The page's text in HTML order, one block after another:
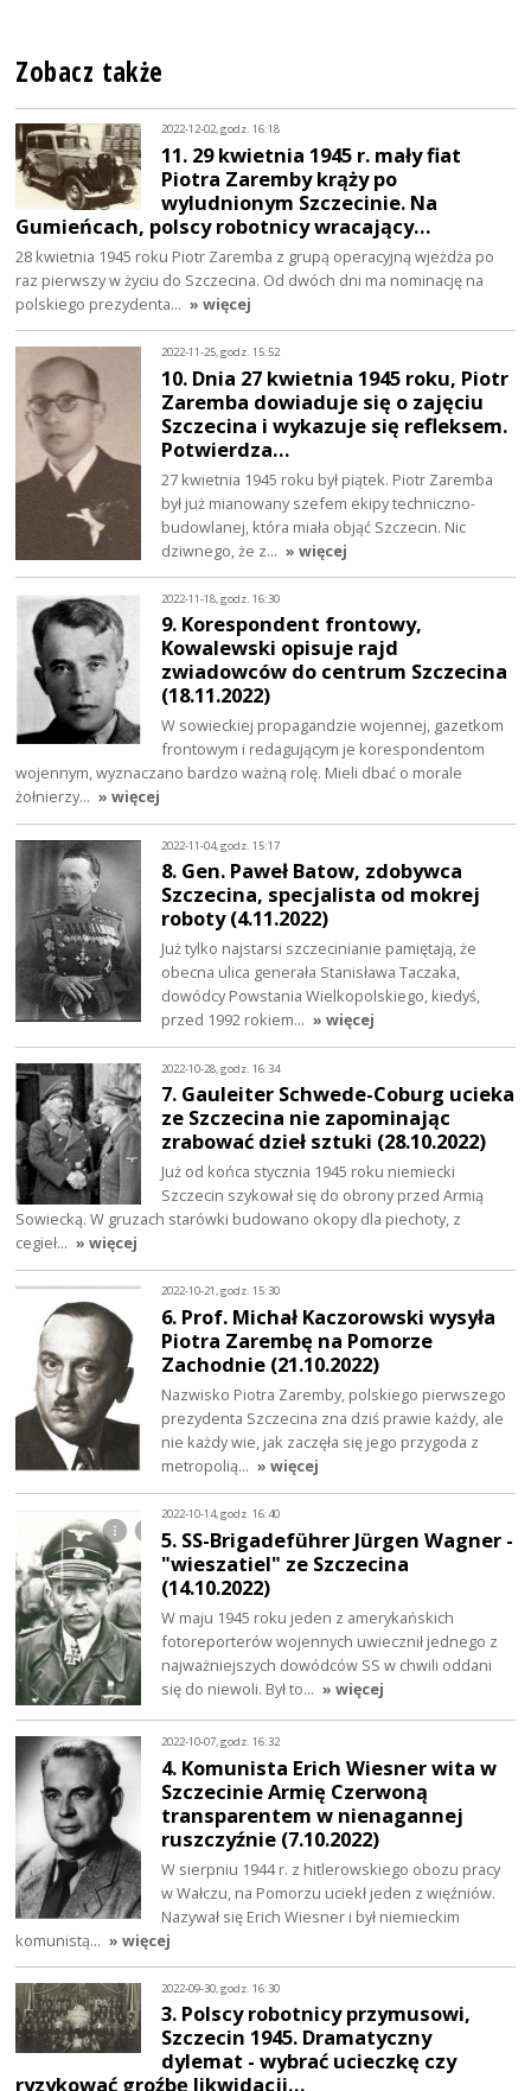
Zobacz także
2022-12-02, godz. 16:18
11. 29 kwietnia 1945 r. mały fiat
Piotra Zaremby krąży po
wyludnionym Szczecinie. Na
Gumieńcach, polscy robotnicy wracający…
28 kwietnia 1945 roku Piotr Zaremba z grupą operacyjną wjeżdża po
raz pierwszy w życiu do Szczecina. Od dwóch dni ma nominację na
polskiego prezydenta… » więcej
2022-11-25, godz. 15:52
10. Dnia 27 kwietnia 1945 roku, Piotr
Zaremba dowiaduje się o zajęciu
Szczecina i wykazuje się refleksem.
Potwierdza…
27 kwietnia 1945 roku był piątek. Piotr Zaremba
był już mianowany szefem ekipy techniczno-
budowlanej, która miała objąć Szczecin. Nic
dziwnego, że z… » więcej
2022-11-18, godz. 16:30
9. Korespondent frontowy,
Kowalewski opisuje rajd
zwiadowców do centrum Szczecina
(18.11.2022)
W sowieckiej propagandzie wojennej, gazetkom
frontowym i redagującym je korespondentom
wojennym, wyznaczano bardzo ważną rolę. Mieli dbać o morale
żołnierzy… » więcej
2022-11-04, godz. 15:17
8. Gen. Paweł Batow, zdobywca
Szczecina, specjalista od mokrej
roboty (4.11.2022)
Już tylko najstarsi szczecinianie pamiętają, że
obecna ulica generała Stanisława Taczaka,
dowódcy Powstania Wielkopolskiego, kiedyś,
przed 1992 rokiem… » więcej
2022-10-28, godz. 16:34
7. Gauleiter Schwede-Coburg ucieka
ze Szczecina nie zapominając
zrabować dzieł sztuki (28.10.2022)
Już od końca stycznia 1945 roku niemiecki
Szczecin szykował się do obrony przed Armią
Sowiecką. W gruzach starówki budowano okopy dla piechoty, z
cegieł… » więcej
2022-10-21, godz. 15:30
6. Prof. Michał Kaczorowski wysyła
Piotra Zarembę na Pomorze
Zachodnie (21.10.2022)
Nazwisko Piotra Zaremby, polskiego pierwszego
prezydenta Szczecina zna dziś prawie każdy, ale
nie każdy wie, jak zaczęła się jego przygoda z
metropolią… » więcej
2022-10-14, godz. 16:40
5. SS-Brigadeführer Jürgen Wagner -
"wieszatiel" ze Szczecina
(14.10.2022)
W maju 1945 roku jeden z amerykańskich
fotoreporterów wojennych uwiecznił jednego z
najważniejszych dowódców SS w chwili oddani
się do niewoli. Był to… » więcej
2022-10-07, godz. 16:32
4. Komunista Erich Wiesner wita w
Szczecinie Armię Czerwoną
transparentem w nienagannej
ruszczyźnie (7.10.2022)
W sierpniu 1944 r. z hitlerowskiego obozu pracy
w Wałczu, na Pomorzu uciekł jeden z więźniów.
Nazywał się Erich Wiesner i był niemieckim
komunistą… » więcej
2022-09-30, godz. 16:30
3. Polscy robotnicy przymusowi,
Szczecin 1945. Dramatyczny
dylemat - wybrać ucieczkę czy
ryzykować groźbę likwidacji…